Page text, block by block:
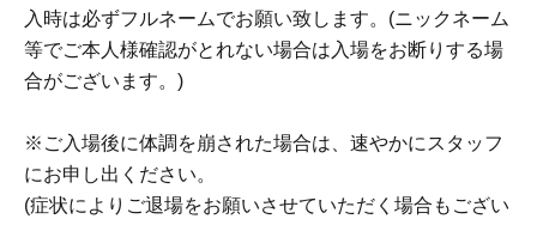
入時は必ずフルネームでお願い致します。(ニックネーム
等でご本人様確認がとれない場合は入場をお断りする場
合がございます。)
※ご入場後に体調を崩された場合は、速やかにスタッフ
にお申し出ください。
(症状によりご退場をお願いさせていただく場合もござい